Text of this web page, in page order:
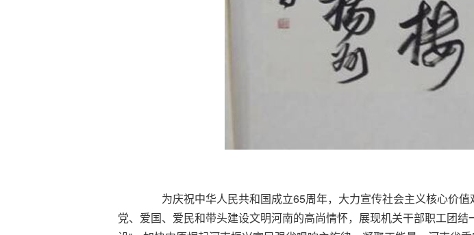
为庆祝中华人民共和国成立65周年，大力宣传社会主义核心价值
党、爱国、爱民和带头建设文明河南的高尚情怀，展现机关干部职工团